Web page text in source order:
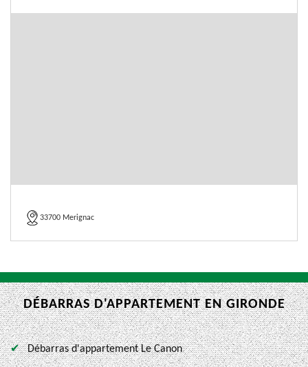
33700 Merignac
DÉBARRAS D'APPARTEMENT EN GIRONDE
Débarras d'appartement Le Canon